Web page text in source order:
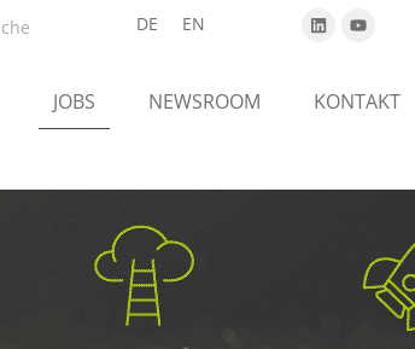
DE EN
JOBS NEWSROOM KONTAKT